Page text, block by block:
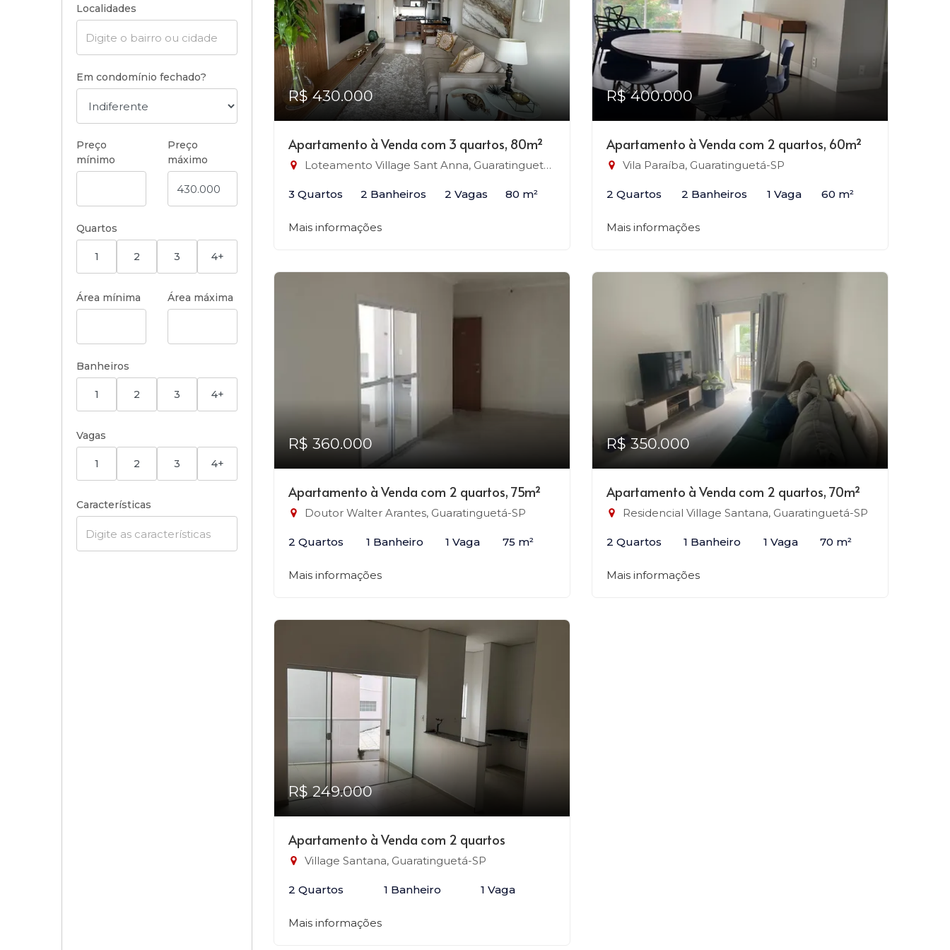
Localidades
Em condomínio fechado?
Preço
mínimo
Preço
máximo
Quartos
1 2 3 4+
Área mínima Área máxima
Banheiros
1 2 3 4+
Vagas
1 2 3 4+
Características
R$ 430.000
Apartamento à Venda com 3 quartos, 80m²
Loteamento Village Sant Anna, Guaratinguetá-SP
3 Quartos 2 Banheiros 2 Vagas 80 m²
Mais informações
R$ 400.000
Apartamento à Venda com 2 quartos, 60m²
Vila Paraíba, Guaratinguetá-SP
2 Quartos 2 Banheiros 1 Vaga 60 m²
Mais informações
R$ 360.000
Apartamento à Venda com 2 quartos, 75m²
Doutor Walter Arantes, Guaratinguetá-SP
2 Quartos 1 Banheiro 1 Vaga 75 m²
Mais informações
R$ 350.000
Apartamento à Venda com 2 quartos, 70m²
Residencial Village Santana, Guaratinguetá-SP
2 Quartos 1 Banheiro 1 Vaga 70 m²
Mais informações
R$ 249.000
Apartamento à Venda com 2 quartos
Village Santana, Guaratinguetá-SP
2 Quartos 1 Banheiro 1 Vaga
Mais informações